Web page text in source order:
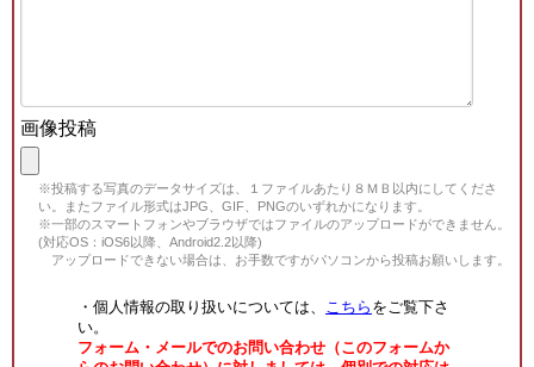
画像投稿
※投稿する写真のデータサイズは、１ファイルあたり８ＭＢ以内にしてくださ
い。またファイル形式はJPG、GIF、PNGのいずれかになります。
※一部のスマートフォンやブラウザではファイルのアップロードができません。
(対応OS：iOS6以降、Android2.2以降)
アップロードできない場合は、お手数ですがパソコンから投稿お願いします。
・個人情報の取り扱いについては、 こちら をご覧下さ
い。
フォーム・メールでのお問い合わせ（このフォームか